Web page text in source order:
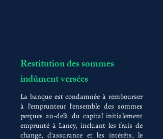
Restitution des sommes
indûment versées
La banque est condamnée à rembourser
à l'emprunteur l'ensemble des sommes
perçues au-delà du capital initialement
emprunté à Lancy, incluant les frais de
change, d'assurance et les intérêts, le